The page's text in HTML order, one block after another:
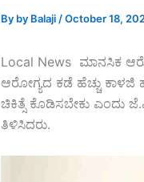
By by Balaji /October 18,
Local News ಮಾನಸಿಕ
ಆರೋಗ್ಯದ ಕಡೆ ಹೆಚ್ಚು
ಚಿಕಿತ್ಸೆ ಕೊಡಿಸಬೇಕು
ತಿಳಿಸಿದರು.